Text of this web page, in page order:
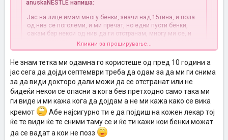
anuskaNESTLE напиша:
Jас на лице имам многу бенки, значи над 15тина, и пола
од нив се поголеми, и ми пречат, но едни пусти бенки,
сакам бар некои од нив да ги отстранам, многу ми се, и
често користам пудра да ги сокривам колку толку, да не
се забележуваат многу... Значи ке појдам на лекар, да ми
ги види, и ме интересира дали само туку така со крем се
отстрануваат? Јас па мислев некој посебно поболен
метод е тоа...
абе јас кога бев така докторот ми рече дека крем ќе ми даел и
некое време ќе сум ги мачкала па ќе паднеле а не знам за
друг метод можеби има и некој др а и се сеќавам дека и тетка
ми со еден крем ги мачкаше бенките за да и паднат и и
паднаја и задоволна баешепак вие појдете на кожен лекар и
тој ќе вика кажи посигурно како оди сета работа
Кликни за проширување...
а како се вика тој кремот ? и колку чини ?секако на своја рака не
би го земала прво ќе појдам на преглед ..
Кликни за проширување...
Не знам тетка ми одамна го користеше од пред 10 години а
јас сега да дојди септември треба да одам за да ми ги снима
за да види докторо дали можи да се отстранат или не
бидеќи некои се опасни а кога бев претходно само така ми
ги виде и ми кажа кога да дојдам а не ми кажа како се вика
кремот
Абе најсигурно ти е да појдиш на кожен лекар тој
ќе те види ќе те сними таму се и ќе ти кажи кои бенки можат
да се вадат а кои не позз